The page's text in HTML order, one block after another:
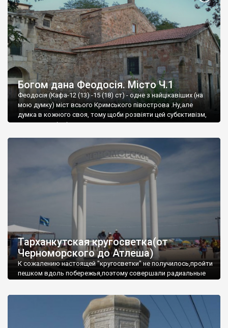
Богом дана Феодосія. Місто Ч.1
Феодосія (Кафа-12 (13) -15 (18) ст) - одне з найцікавіших (на
мою думку) міст всього Кримського півострова .Ну,але
думка в кожного своя, тому щоби розвіяти цей субєктивізм,
запрошую відвідати це
Тарханкутская кругосветка(от
Черноморского до Атлеша)
К сожалению настоящей "кругосветки" не получилось,пройти
пешком вдоль побережья,поэтому совершали радиальные